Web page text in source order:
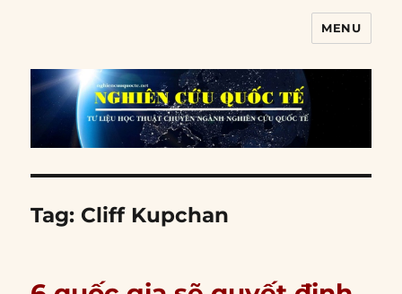
MENU
Tag: Cliff Kupchan